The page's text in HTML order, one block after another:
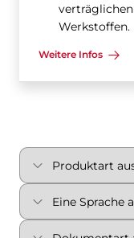
verträglichen
Werkstoffen.
Weitere Infos